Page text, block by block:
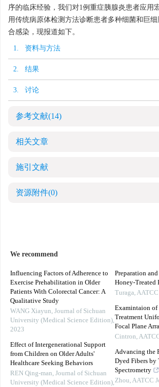
序的临床经验，我们对1例重症胰腺炎患者应用
用传统病原体检测方法诊断患者多种细菌和巨
合感染，现报道如下。
1. 资料与方法
2. 结果
3. 讨论
参考文献(14)
相关文章
施引文献
资源附件(0)
We recommend
Influencing Factors of Adherence to
Exercise Prehabilitation in Older
Patients With Colorectal Cancer: A
Qualitative Study
WANG Xiayun, Journal of Sichuan
University (Medical Science Edition),
2023
Effect of Intergenerational Support
from Children on Older Adults'
Healthcare Seeking Behaviors
REN Qing-man, Journal of Sichuan
University (Medical Science Edition),
Preparation
Honey-Treated
Turaga,AATCC
Examintaion of
Treatment
Focal Plane
Cintron,
Advancing the
Dyed Fibers
Spectrometry
Zhou,AATCC